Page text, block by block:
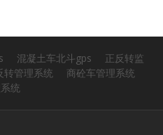
混凝土车北斗gps
正反转监
转管理系统
商砼车管理系统
统